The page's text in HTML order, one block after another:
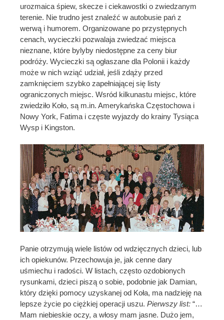
urozmaica śpiew, skecze i ciekawostki o zwiedzanym
terenie. Nie trudno jest znaleźć w autobusie pań z
werwą i humorem. Organizowane po przystępnych
cenach, wycieczki pozwalaja zwiedzać miejsca
nieznane, które bylyby niedostępne za ceny biur
podróży. Wycieczki są ogłaszane dla Polonii i każdy
może w nich wziąć udział, jeśli zdąży przed
zamknięciem szybko zapełniającej się listy
ograniczonych miejsc. Wsród kilkunastu miejsc, które
zwiedziło Koło, są m.in. Amerykańska Częstochowa i
Nowy York, Fatima i częste wyjazdy do krainy Tysiąca
Wysp i Kingston.
Panie otrzymują wiele listów od wdzięcznych dzieci, lub
ich opiekunów. Przechowuja je, jak cenne dary
uśmiechu i radości. W listach, często ozdobionych
rysunkami, dzieci piszą o sobie, podobnie jak Damian,
który dzięki pomocy uzyskanej od Koła, ma nadzieję na
lepsze życie po ciężkiej operacji uszu. Pierwszy list: “…
Mam niebieskie oczy, a włosy mam jasne. Dużo jem,